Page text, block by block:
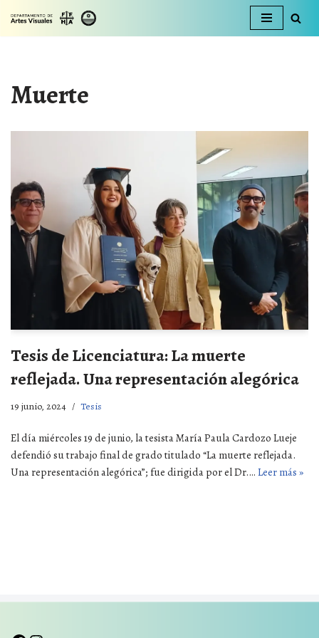
Ir
Muerte
Tesis de Licenciatura: La muerte
reflejada. Una representación alegórica
19 junio, 2024 Tesis
El día miércoles 19 de junio, la tesista María Paula Cardozo Lueje
defendió su trabajo final de grado titulado “La muerte reflejada.
Una representación alegórica”; fue dirigida por el Dr.… Leer más »